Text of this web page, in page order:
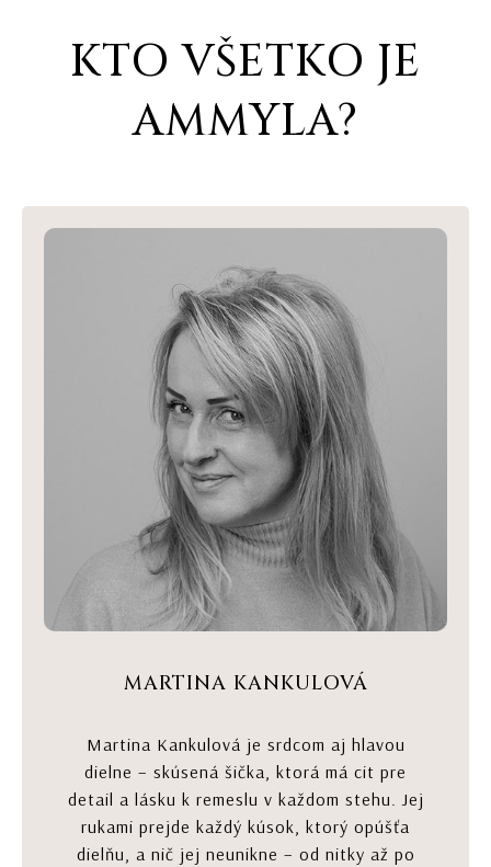
KTO VŠETKO JE
AMMYLA?
MARTINA KANKULOVÁ
Martina Kankulová je srdcom aj hlavou
dielne – skúsená šička, ktorá má cit pre
detail a lásku k remeslu v každom stehu. Jej
rukami prejde každý kúsok, ktorý opúšťa
dielňu, a nič jej neunikne – od nitky až po